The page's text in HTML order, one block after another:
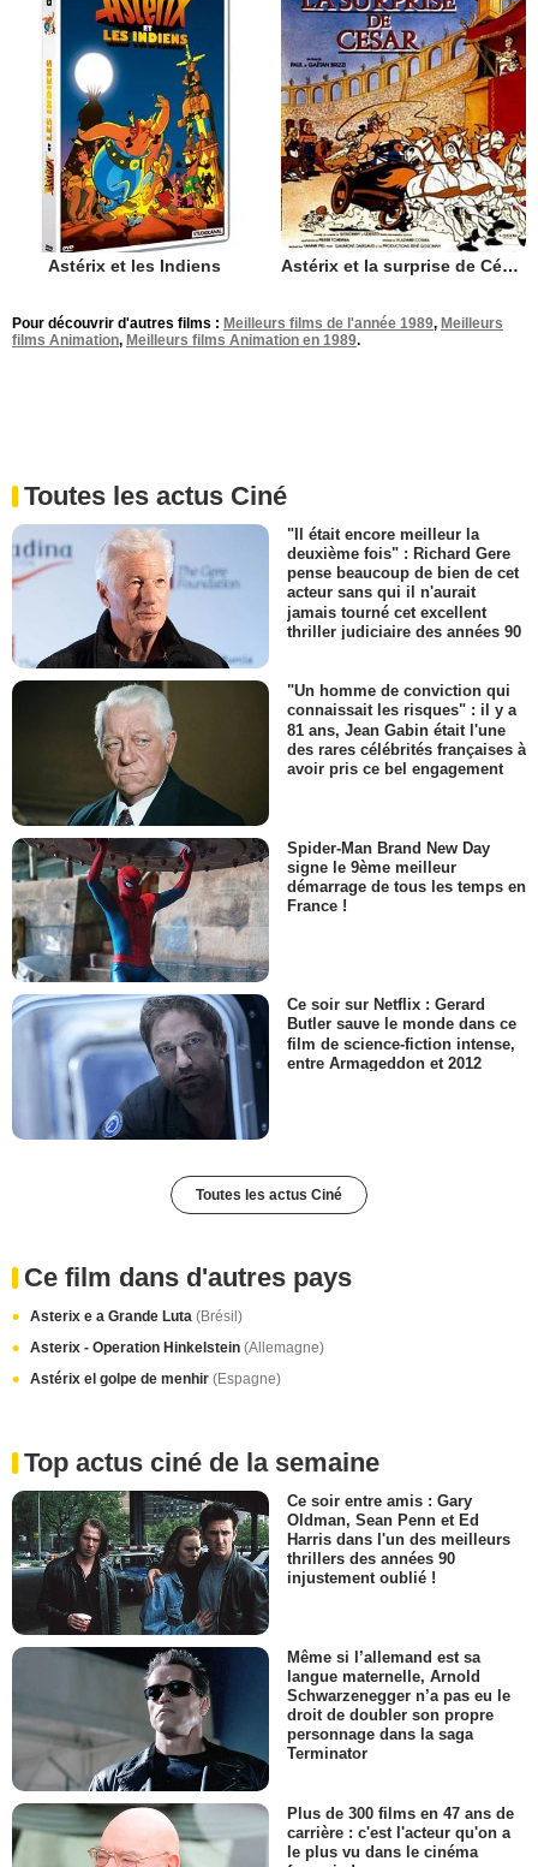
Astérix et les Indiens Astérix et la surprise de César
Pour découvrir d'autres films : Meilleurs films de l'année 1989, Meilleurs
films Animation, Meilleurs films Animation en 1989.
Toutes les actus Ciné
"Il était encore meilleur la
deuxième fois" : Richard Gere
pense beaucoup de bien de cet
acteur sans qui il n'aurait
jamais tourné cet excellent
thriller judiciaire des années 90
"Un homme de conviction qui
connaissait les risques" : il y a
81 ans, Jean Gabin était l'une
des rares célébrités françaises à
avoir pris ce bel engagement
Spider-Man Brand New Day
signe le 9ème meilleur
démarrage de tous les temps en
France !
Ce soir sur Netflix : Gerard
Butler sauve le monde dans ce
film de science-fiction intense,
entre Armageddon et 2012
Toutes les actus Ciné
Ce film dans d'autres pays
Asterix e a Grande Luta (Brésil)
Asterix - Operation Hinkelstein (Allemagne)
Astérix el golpe de menhir (Espagne)
Top actus ciné de la semaine
Ce soir entre amis : Gary
Oldman, Sean Penn et Ed
Harris dans l'un des meilleurs
thrillers des années 90
injustement oublié !
Même si l’allemand est sa
langue maternelle, Arnold
Schwarzenegger n’a pas eu le
droit de doubler son propre
personnage dans la saga
Terminator
Plus de 300 films en 47 ans de
carrière : c'est l'acteur qu'on a
le plus vu dans le cinéma